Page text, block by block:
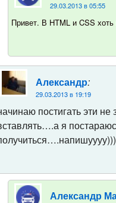
29.03.2013 в 05:55
Привет. В HTML и CSS
Александр:
29.03.2013 в 19:19
постигать эти
я
Александр